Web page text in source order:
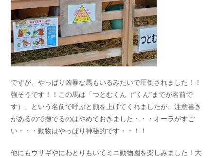
ですが、やっぱり凶暴な馬もいるみたいで圧倒されました！！
強そうです！！この馬は「つとむくん（”くん”までが名前で
す）」という名前で呼ぶと顔を上げてくれましたが、注意書き
があるので撫でるのはやめておきました・・・オーラがすご
い・・・動物はやっぱり神秘的です・・！！
他にもウサギやにわとりもいてミニ動物園を楽しみました！大